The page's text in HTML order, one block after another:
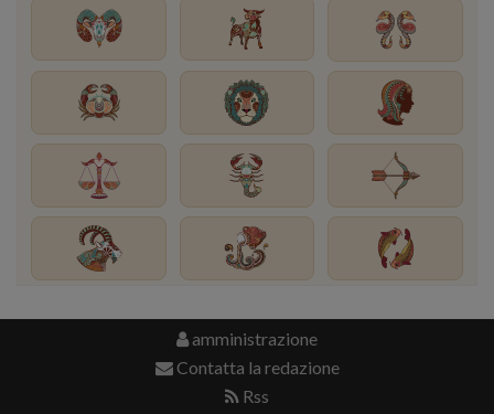
amministrazione
Contatta la redazione
Rss